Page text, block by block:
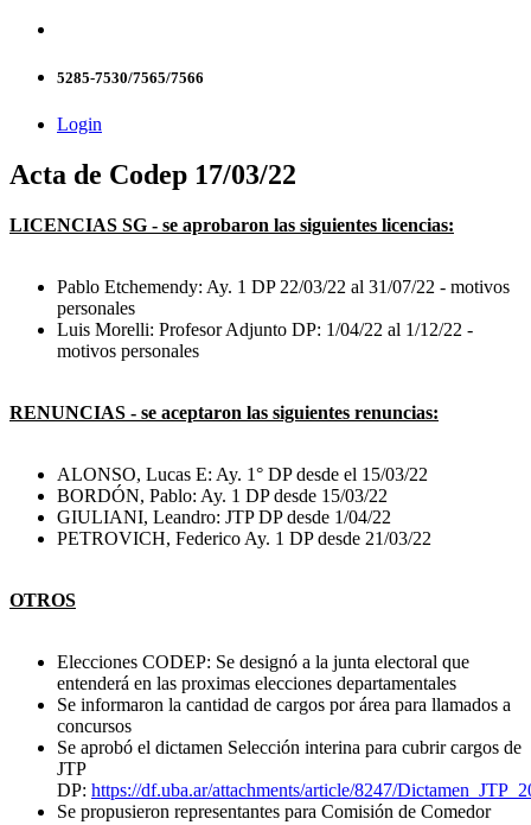
5285-7530/7565/7566
Login
Acta de Codep 17/03/22
LICENCIAS SG - se aprobaron las siguientes licencias:
Pablo Etchemendy: Ay. 1 DP 22/03/22 al 31/07/22 - motivos
personales
Luis Morelli: Profesor Adjunto DP: 1/04/22 al 1/12/22 -
motivos personales
RENUNCIAS - se aceptaron las siguientes renuncias:
ALONSO, Lucas E: Ay. 1° DP desde el 15/03/22
BORDÓN, Pablo: Ay. 1 DP desde 15/03/22
GIULIANI, Leandro: JTP DP desde 1/04/22
PETROVICH, Federico Ay. 1 DP desde 21/03/22
OTROS
Elecciones CODEP: Se designó a la junta electoral que
entenderá en las proximas elecciones departamentales
Se informaron la cantidad de cargos por área para llamados a
concursos
Se aprobó el dictamen Selección interina para cubrir cargos de
JTP
DP: https://df.uba.ar/attachments/article/8247/
Se propusieron representantes para Comisión de Comedor